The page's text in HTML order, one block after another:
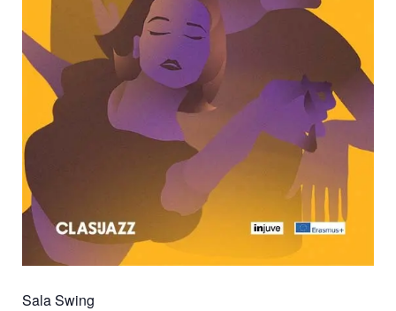
Sala Swing